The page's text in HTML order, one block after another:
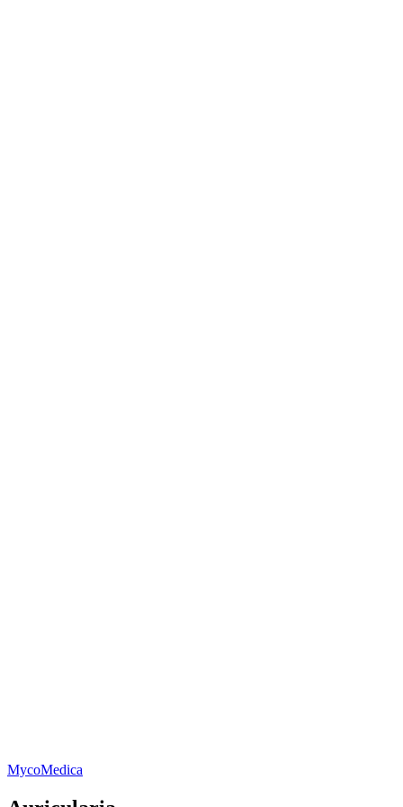
MycoMedica